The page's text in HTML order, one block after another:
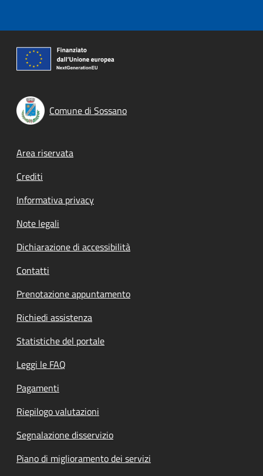
Comune di Sossano
Footer menu
Area riservata
Crediti
Informativa privacy
Note legali
Dichiarazione di accessibilità
Contatti
Prenotazione appuntamento
Richiedi assistenza
Statistiche del portale
Leggi le FAQ
Pagamenti
Riepilogo valutazioni
Segnalazione disservizio
Piano di miglioramento dei servizi